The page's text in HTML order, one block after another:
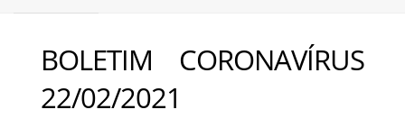
BOLETIM CORONAVÍRUS
22/02/2021